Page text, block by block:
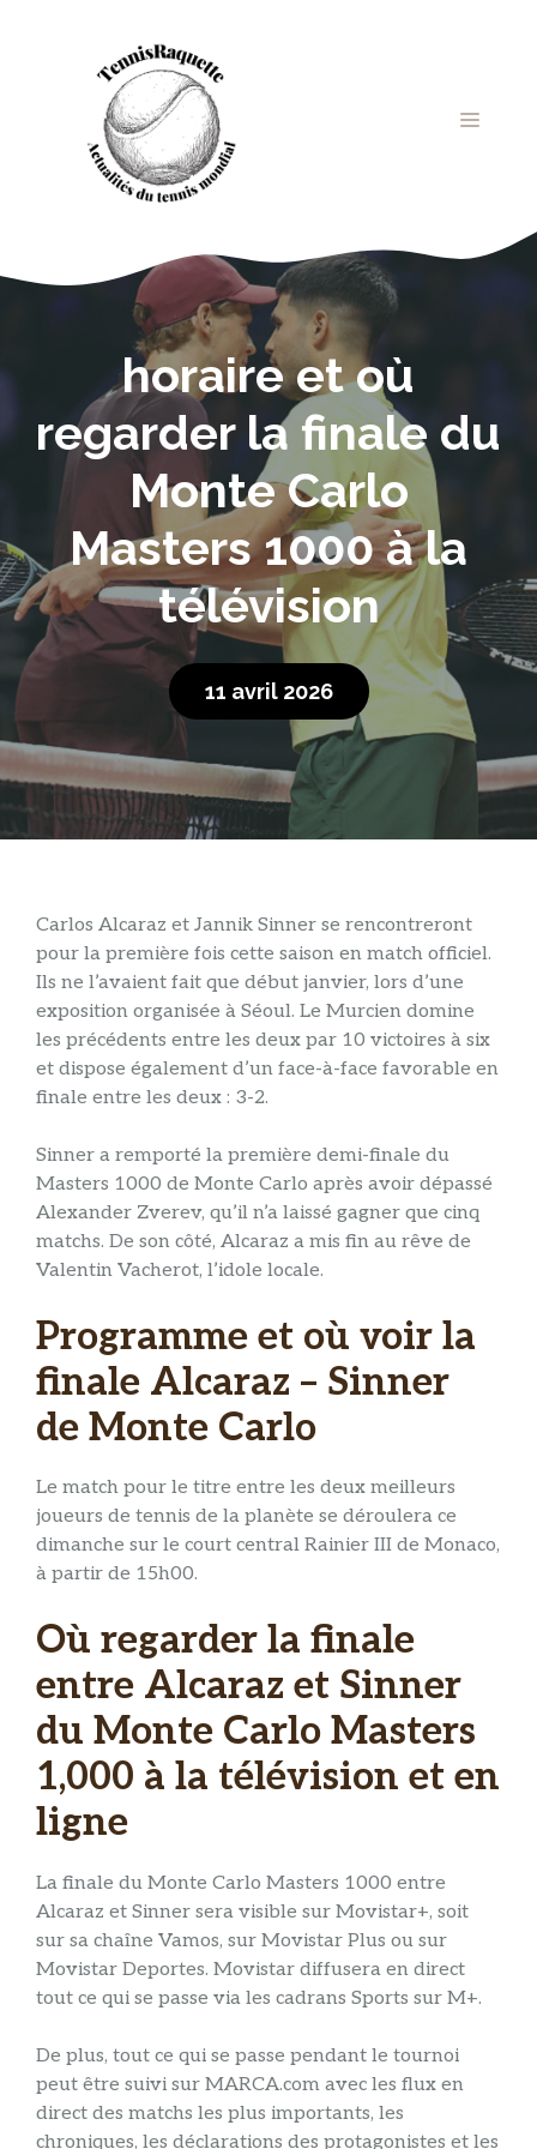
MENU
horaire et où
regarder la finale du
Monte Carlo
Masters 1000 à la
télévision
11 avril 2026
Carlos Alcaraz et Jannik Sinner se rencontreront
pour la première fois cette saison en match officiel.
Ils ne l’avaient fait que début janvier, lors d’une
exposition organisée à Séoul. Le Murcien domine
les précédents entre les deux par 10 victoires à six
et dispose également d’un face-à-face favorable en
finale entre les deux : 3-2.
Sinner a remporté la première demi-finale du
Masters 1000 de Monte Carlo après avoir dépassé
Alexander Zverev, qu’il n’a laissé gagner que cinq
matchs. De son côté, Alcaraz a mis fin au rêve de
Valentin Vacherot, l’idole locale.
Programme et où voir la
finale Alcaraz – Sinner
de Monte Carlo
Le match pour le titre entre les deux meilleurs
joueurs de tennis de la planète se déroulera ce
dimanche sur le court central Rainier III de Monaco,
à partir de 15h00.
Où regarder la finale
entre Alcaraz et Sinner
du Monte Carlo Masters
1,000 à la télévision et en
ligne
La finale du Monte Carlo Masters 1000 entre
Alcaraz et Sinner sera visible sur Movistar+, soit
sur sa chaîne Vamos, sur Movistar Plus ou sur
Movistar Deportes. Movistar diffusera en direct
tout ce qui se passe via les cadrans Sports sur M+.
De plus, tout ce qui se passe pendant le tournoi
peut être suivi sur MARCA.com avec les flux en
direct des matchs les plus importants, les
chroniques, les déclarations des protagonistes et les